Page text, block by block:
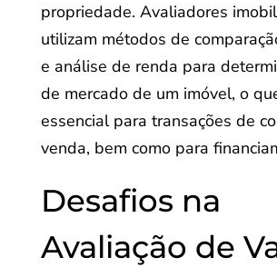
propriedade. Avaliadores
utilizam métodos de
e análise de renda para
de mercado de um imóvel, o
essencial para transações de
venda, bem como para
Desafios na
Avaliação de